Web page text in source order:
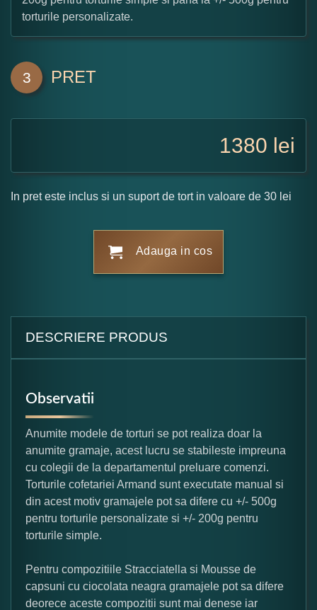
torturile personalizate.
3 PRET
1380 lei
In pret este inclus si un suport de tort in valoare de 30 lei
Adauga in cos
DESCRIERE PRODUS
Observatii
Anumite modele de torturi se pot realiza doar la
anumite gramaje, acest lucru se stabileste impreuna
cu colegii de la departamentul preluare comenzi.
Torturile cofetariei Armand sunt executate manual si
din acest motiv gramajele pot sa difere cu +/- 500g
pentru torturile personalizate si +/- 200g pentru
torturile simple.
Pentru compozitiile Stracciatella si Mousse de
capsuni cu ciocolata neagra gramajele pot sa difere
deorece aceste compozitii sunt mai denese iar